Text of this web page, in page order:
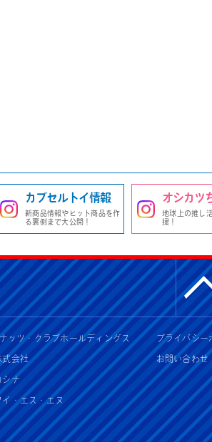
カプセルトイ情報
新商品情報やヒット商品を作
る裏側まで大公開！
オシカツ
地球上の推し
援！
ッツ・クラブホールディングス
式会社
シナ
・エス・エヌ
プライバシー
お問い合わせ